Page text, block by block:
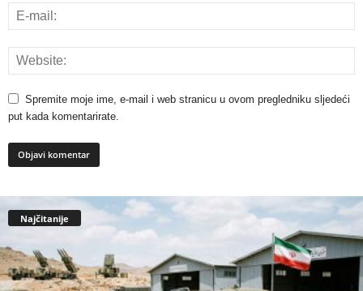
Spremite moje ime, e-mail i web stranicu u ovom pregledniku sljedeći
put kada komentarirate.
Najčitanije